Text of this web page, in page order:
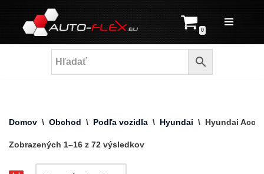
Prejsť
na
0
Domov \ Obchod \ Podľa vozidla \ Hyundai \ Hyundai
Zobrazených 1–16 z 72 výsledkov